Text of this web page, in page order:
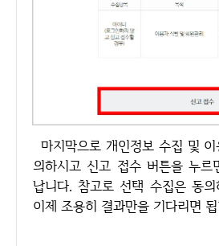
마지막으로 개인정보 수집 및 이용에 대한 안내를 동
의하시고 신고 접수 버튼을 누르
납니다. 참고로 선택 수집은 동
이제 조용히 결과만을 기다리면